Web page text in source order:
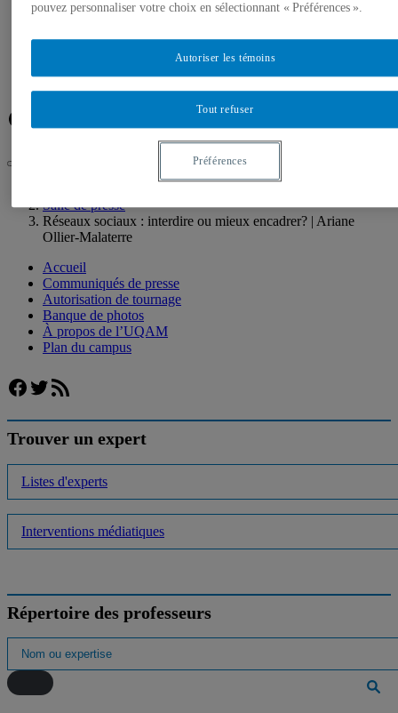
Communiqués de presse
Plan du campus
Facebook
Salle de presse
Réseaux sociaux : interdire ou mieux encadrer? | Ariane
Ollier-Malaterre
Accueil
Communiqués de presse
Autorisation de tournage
Banque de photos
À propos de l’UQAM
Plan du campus
Facebook
Twitter
Flux RSS
Trouver un expert
Listes d'experts
Interventions médiatiques
Répertoire des professeurs
pouvez personnaliser votre choix en sélectionnant « Préférences ».
Tout refuser
Autoriser les témoins
Préférences